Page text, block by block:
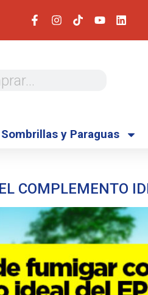
Sombrillas y Paraguas
COMPLEMENTO